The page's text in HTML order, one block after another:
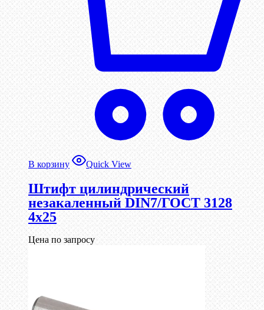
В корзину Quick View
Штифт цилиндрический
незакаленный DIN7/ГОСТ 3128
4х25
Цена по запросу